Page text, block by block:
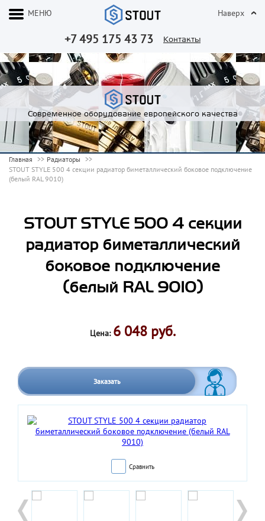
+7 495 175 43 73 Контакты
МЕНЮ Наверх
Современное оборудование европейского качества
Главная
Радиаторы
STOUT STYLE 500 4 секции радиатор биметаллический боковое подключение
(белый RAL 9010)
STOUT STYLE 500 4 секции
радиатор биметаллический
боковое подключение
(белый RAL 9010)
Цена: 6 048 руб.
Заказать
Сравнить